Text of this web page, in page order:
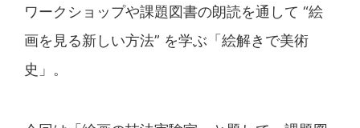
ワークショップや課題図書の朗読を通して “絵
画を見る新しい方法” を学ぶ「絵解きで美術
史」。